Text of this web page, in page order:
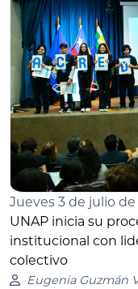
Jueves 3 de julio de
UNAP inicia su
institucional con
colectivo
Eugenia Guzmán